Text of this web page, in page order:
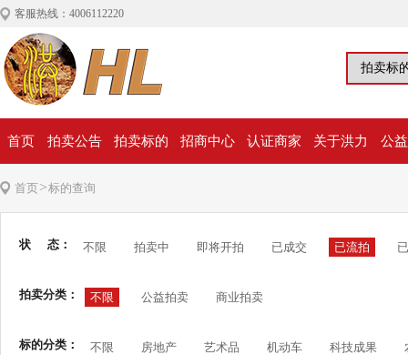
客服热线：4006112220
首页 拍卖公告 拍卖标的 招商中心 认证商家 关于洪力 公
首页>标的查询
状 态： 不限 拍卖中 即将开拍 已成交 已流拍
拍卖分类： 不限 公益拍卖 商业拍卖
标的分类： 不限 房地产 艺术品 机动车 科技成果